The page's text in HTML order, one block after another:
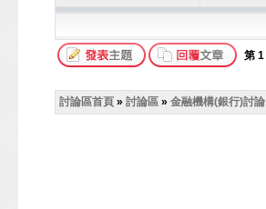
第 1
討論區首頁 » 討論區 » 金融機構(銀行)討論